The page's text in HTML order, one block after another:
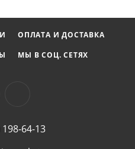
ОПЛАТА И ДОСТАВКА
МЫ В СОЦ. СЕТЯХ
64-13